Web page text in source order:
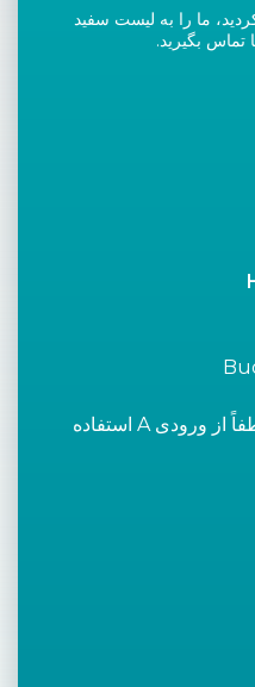
ما را به لیست سفید
تماس بگیرید.
اگر از ما دیدن می‌کنید، لطفاً از ورودی A استفاده